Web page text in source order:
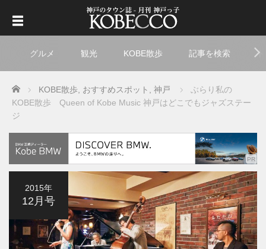
グルメ 観光 KOBE散歩 記事を検索
Home KOBE散歩 おすすめスポット 神戸
ぶらり私の
KOBE散歩 Queen of Kobe Music 神戸はどこでもジャズステー
ジ
2015年
12月号